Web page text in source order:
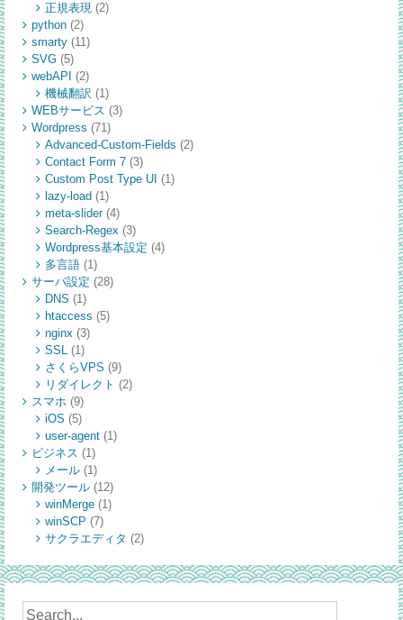
正規表現(2)
python(2)
smarty(11)
SVG(5)
webAPI
(2)
機械翻訳 (1)
WEBサービス (3)
Wordpress (71)
Advanced-Custom-Fields (2)
Contact Form 7(3)
Custom Post Type UI (1)
lazy-load (1)
meta-slider(4)
Search-Regex (3)
Wordpress基本設定 (4)
多言語(1)
サーバ設定 (28)
DNS (1)
htaccess (5)
nginx (3)
SSL(1)
さくらVPS (9)
リダイレクト (2)
スマホ (9)
iOS (5)
user-agent(1)
ビジネス (1)
メール(1)
開発ツール(12)
winMerge(1)
winSCP (7)
サクラエディタ (2)